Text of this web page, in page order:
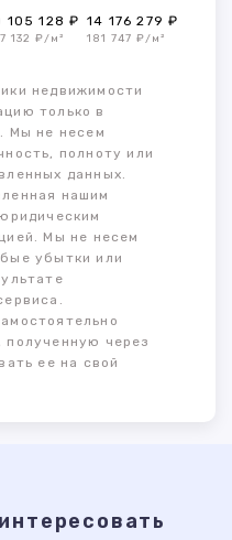
105 128 ₽
132 ₽/м²
14 176 279 ₽
181 747 ₽/м²
недвижимости
только в
Мы не несем
полноту или
данных.
нашим
Мы не несем
убытки или
через
ее на свой